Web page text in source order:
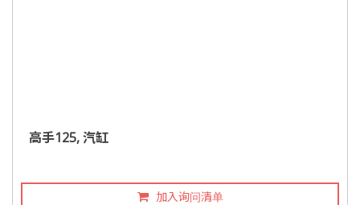
高手125, 汽缸
加入询问清单